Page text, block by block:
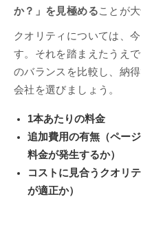
か？」を見極めることが
クオリティについては、
す。それを踏まえたうえ
のバランスを比較し、納
会社を選びましょう。
1本あたりの料金
追加費用の有無（ペー
料金が発生するか）
コストに見合うクオリ
が適正か）